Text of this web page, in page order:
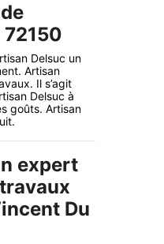
Delsuc un
Artisan
Il s’agit
Delsuc à
goûts. Artisan
expert
Du